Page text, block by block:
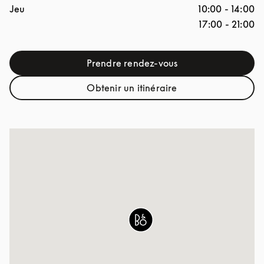
Jeu
10:00 - 14:00
17:00 - 21:00
Prendre rendez-vousLink Opens in New Tab
Obtenir un itinéraireLink Opens in New Tab